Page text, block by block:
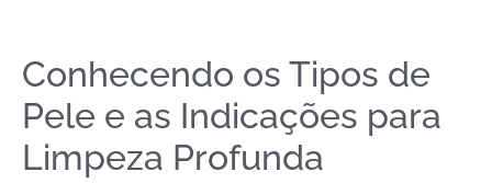
Conhecendo os Tipos de
Pele e as Indicações para
Limpeza Profunda